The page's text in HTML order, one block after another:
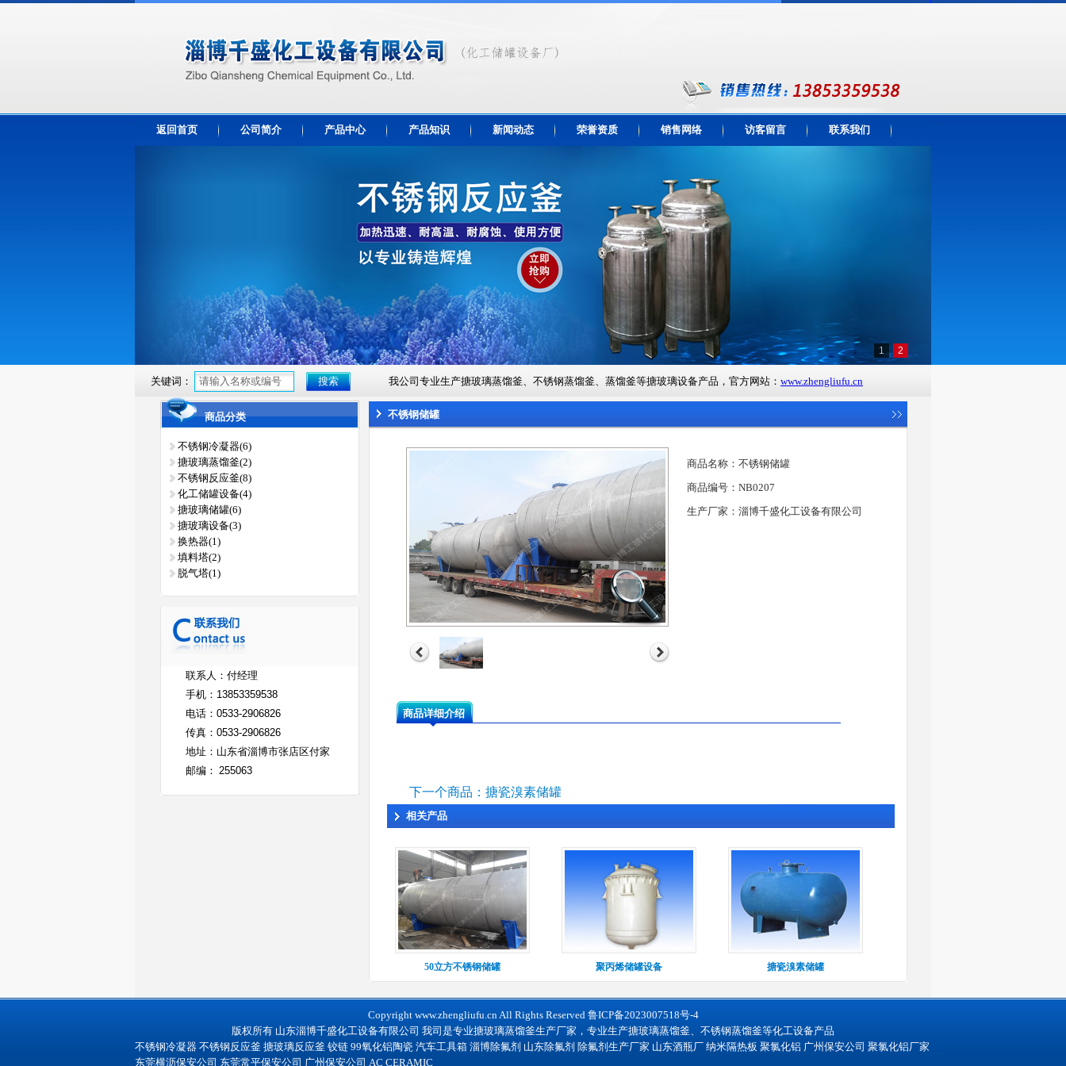
返回首页 公司简介 产品中心 产品知识 新闻动态 荣誉资质 销售网络 访客留言 联系我们
1 2
关键词： 我公司专业生产搪玻璃蒸馏釜、不锈钢蒸馏釜、蒸馏釜等搪玻璃设备产品，官方网站： www.zhengliufu.cn
商品分类
不锈钢冷凝器(6)
搪玻璃蒸馏釜(2)
不锈钢反应釜(8)
化工储罐设备(4)
搪玻璃储罐(6)
搪玻璃设备(3)
换热器(1)
填料塔(2)
脱气塔(1)
联系人：付经理
手机： 13853359538
电话： 0533-2906826
传真： 0533-2906826
地址：山东省淄博市张店区付家
邮编： 255063
不锈钢储罐
商品名称：不锈钢储罐
商品编号：NB0207
生产厂家：淄博千盛化工设备有限公司
商品详细介绍
下一个商品：搪瓷溴素储罐
相关产品
50立方不锈钢储罐 聚丙烯储罐设备 搪瓷溴素储罐
Copyright www.zhengliufu.cnAll Rights Reserved 鲁ICP备2023007518号-4
版权所有 山东淄博千盛化工设备有限公司 我司是专业搪玻璃蒸馏釜生产厂家，专业生产搪玻璃蒸馏釜、不锈钢蒸馏釜等化工设备产品
不锈钢冷凝器 不锈钢反应釜 搪玻璃反应釜 铰链 99氧化铝陶瓷 汽车工具箱 淄博除氟剂 山东除氟剂 除氟剂生产厂家 山东酒瓶厂 纳米隔热板 聚氯化铝 广州保安公司 聚氯化铝厂家
东莞横沥保安公司 东莞常平保安公司 广州保安公司 AC CERAMIC